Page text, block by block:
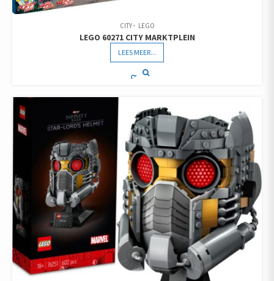
CITY LEGO
LEGO 60271 CITY MARKTPLEIN
LEES MEER...